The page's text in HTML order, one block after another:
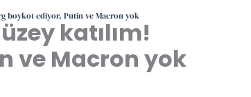
boykot ediyor, Putin ve Macron yok
katılım!
ve Macron yok